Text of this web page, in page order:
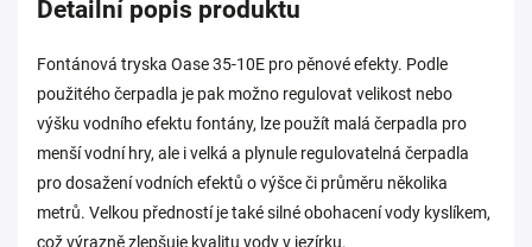
Detailní popis produktu
Fontánová tryska Oase 35-10E pro pěnové efekty. Podle
použitého čerpadla je pak možno regulovat velikost nebo
výšku vodního efektu fontány, lze použít malá čerpadla pro
menší vodní hry, ale i velká a plynule regulovatelná čerpadla
pro dosažení vodních efektů o výšce či průměru několika
metrů. Velkou předností je také silné obohacení vody kyslíkem,
což výrazně zlepšuje kvalitu vody v jezírku.